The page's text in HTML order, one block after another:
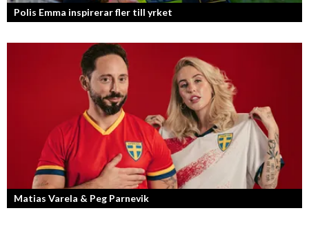
Polis Emma inspirerar fler till yrket
Matias Varela & Peg Parnevik